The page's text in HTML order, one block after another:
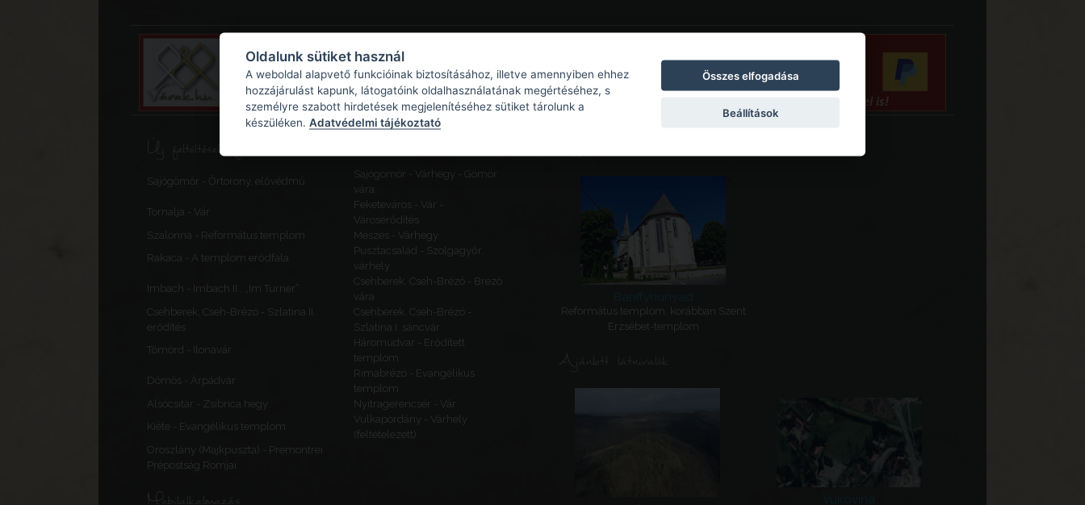
Új feltöltések, frissítések
Sajógömör - Őrtorony, elővédmű
Sajógömör - Várhegy - Gömör
vára
Tornalja - Vár
Feketeváros - Vár -
Városerődítés
Szalonna - Református templom
Meszes - Várhegy
Rakaca - A templom erődfala
Pusztacsalád - Szolgagyőr,
várhely
Imbach - Imbach II., „Im Turner”
Csehberek, Cseh-Brézó - Brezó
vára
Csehberek, Cseh-Brézó - Szlatina II.
erődítés
Csehberek, Cseh-Brézó -
Szlatina I. sáncvár
Tömörd - Ilonavár
Háromudvar - Erődített
templom
Dömös - Árpádvár
Rimabrézó - Evangélikus
templom
Alsócsitár - Zsibrica hegy
Nyitragerencsér - Vár
Kiéte - Evangélikus templom
Vulkapordány - Várhely
(feltételezett)
Oroszlány (Majkpuszta) - Premontrei
Prépostság Romjai
Mobilalkalmazás
Bánffyhunyad
Református templom, korábban Szent
Erzsébet-templom
Ajánlott látnivalók
Vukovina
Oldalunk sütiket használ
A weboldal alapvető funkcióinak biztosításához, illetve amennyiben ehhez
hozzájárulást kapunk, látogatóink oldalhasználatának megértéséhez, s
személyre szabott hirdetések megjelenítéséhez sütiket tárolunk a
készüléken. Adatvédelmi tájékoztató
Összes elfogadása
Beállítások